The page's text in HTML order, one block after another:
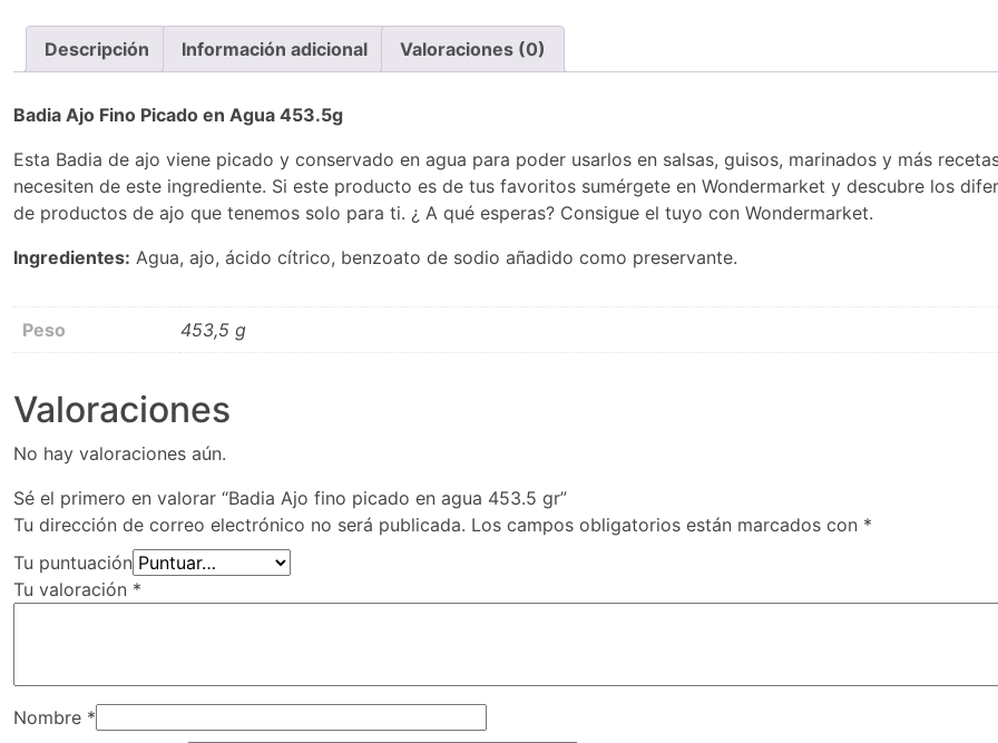
cantidad
Descripción Información adicional Valoraciones (0)
Badia Ajo Fino Picado en Agua 453.5g
Esta Badia de ajo viene picado y conservado en agua para poder usarlos en salsas, guisos, marinados y más
necesiten de este ingrediente. Si este producto es de tus favoritos sumérgete en Wondermarket y descubre los
de productos de ajo que tenemos solo para ti. ¿ A qué esperas? Consigue el tuyo con Wondermarket.
Ingredientes: Agua, ajo, ácido cítrico, benzoato de sodio añadido como preservante.
Peso 453,5 g
Valoraciones
No hay valoraciones aún.
Sé el primero en valorar “Badia Ajo fino picado en agua 453.5 gr”
Tu dirección de correo electrónico no será publicada. Los campos obligatorios están marcados con *
Tu puntuación
Tu valoración *
Nombre *